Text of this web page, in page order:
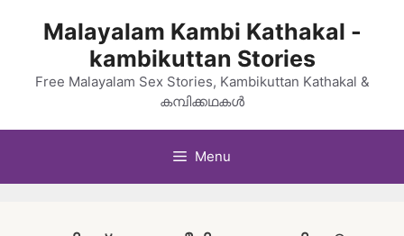
Malayalam Kambi Kathakal -
kambikuttan Stories
Free Malayalam Sex Stories, Kambikuttan Kathakal &
കമ്പിക്കഥകൾ
Menu